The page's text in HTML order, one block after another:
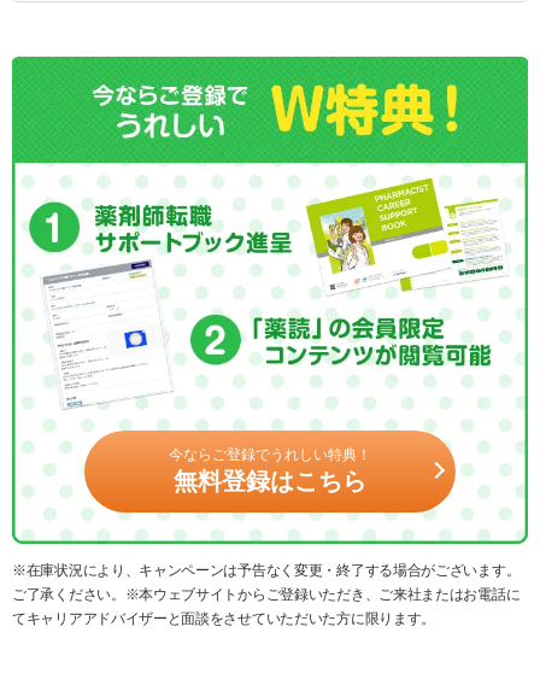
今ならご登録でうれしい特典！
無料登録はこちら
※在庫状況により、キャンペーンは予告なく変更・終了する場合がございます。
ご了承ください。※本ウェブサイトからご登録いただき、ご来社またはお電話に
てキャリアアドバイザーと面談をさせていただいた方に限ります。